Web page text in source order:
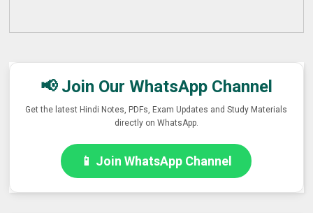
📢 Join Our WhatsApp Channel
Get the latest Hindi Notes, PDFs, Exam Updates and Study Materials
directly on WhatsApp.
📱 Join WhatsApp Channel